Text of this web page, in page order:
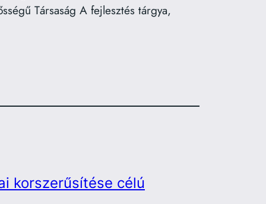
Társaság A fejlesztés tárgya,
korszerűsítése célú